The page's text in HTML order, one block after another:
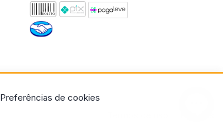
Preferências de cookies